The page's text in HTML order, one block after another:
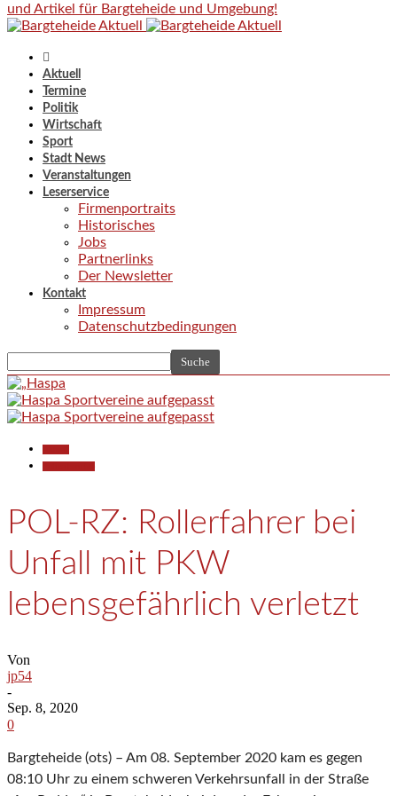
und Artikel für Bargteheide und Umgebung!
Aktuell
Termine
Politik
Wirtschaft
Sport
Stadt News
Veranstaltungen
Leserservice
Firmenportraits
Historisches
Jobs
Partnerlinks
Der Newsletter
Kontakt
Impressum
Datenschutzbedingungen
POL-RZ: Rollerfahrer bei
Unfall mit PKW
lebensgefährlich verletzt
Von
jp54
-
Sep. 8, 2020
0
Bargteheide (ots) – Am 08. September 2020 kam es gegen
08:10 Uhr zu einem schweren Verkehrsunfall in der Straße